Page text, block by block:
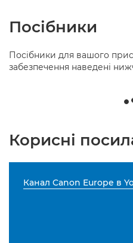
Посібники
Посібники для вашого
забезпечення наведені
Корисні
Канал Canon Europe в